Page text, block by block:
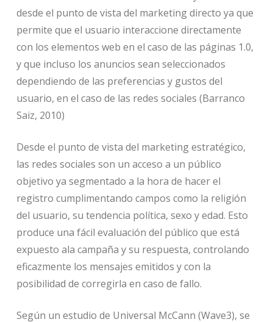
desde el punto de vista del marketing directo ya que
permite que el usuario interaccione directamente
con los elementos web en el caso de las páginas 1.0,
y que incluso los anuncios sean seleccionados
dependiendo de las preferencias y gustos del
usuario, en el caso de las redes sociales (Barranco
Saiz, 2010)
Desde el punto de vista del marketing estratégico,
las redes sociales son un acceso a un público
objetivo ya segmentado a la hora de hacer el
registro cumplimentando campos como la religión
del usuario, su tendencia política, sexo y edad. Esto
produce una fácil evaluación del público que está
expuesto ala campaña y su respuesta, controlando
eficazmente los mensajes emitidos y con la
posibilidad de corregirla en caso de fallo.
Según un estudio de Universal McCann (Wave3), se